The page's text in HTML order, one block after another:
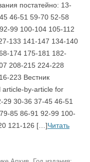
постатейно: 13-
46-51 59-70 52-58
99 100-104 105-112
133 141-147 134-140
174 175-181 182-
208-215 224-228
223 Вестник
by-article for
29 30-36 37-45 46-51
85 86-91 92-99 100-
121-126 […]Читать